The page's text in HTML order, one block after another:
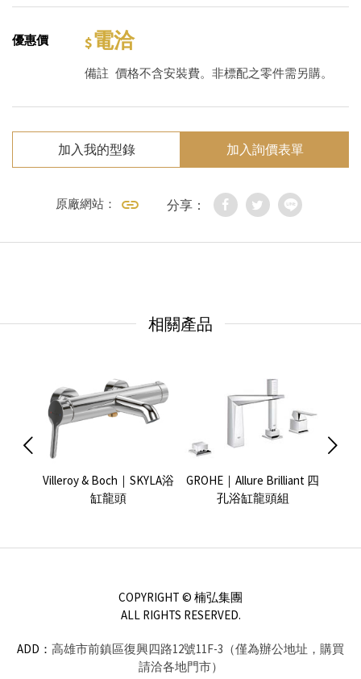
優惠價 電洽
備註 價格不含安裝費。非標配之零件需另購。
加入我的型錄 加入詢價表單
原廠網站： 分享：
相關產品
Villeroy & Boch｜SKYLA浴
缸龍頭
GROHE｜Allure Brilliant 四
孔浴缸龍頭組
COPYRIGHT © 楠弘集團
ALL RIGHTS RESERVED.
ADD： 高雄市前鎮區復興四路12號11F-3（僅為辦公地址，購買
請洽各地門市）